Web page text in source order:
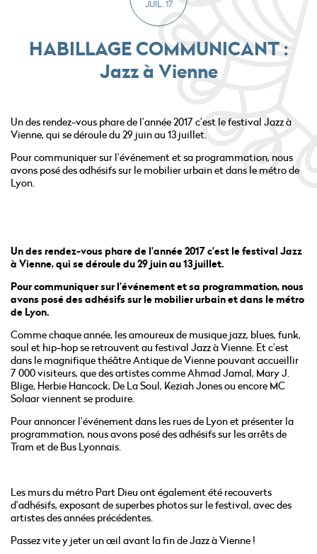
HABILLAGE COMMUNICANT :
Jazz à Vienne
JUIL. 17
Un des rendez-vous phare de l’année 2017 c’est le festival Jazz à
Vienne, qui se déroule du 29 juin au 13 juillet.
Pour communiquer sur l’événement et sa programmation, nous
avons posé des adhésifs sur le mobilier urbain et dans le métro de
Lyon.
Un des rendez-vous phare de l’année 2017 c’est le festival Jazz
à Vienne, qui se déroule du 29 juin au 13 juillet.
Pour communiquer sur l’événement et sa programmation, nous
avons posé des adhésifs sur le mobilier urbain et dans le métro
de Lyon.
Comme chaque année, les amoureux de musique jazz, blues, funk,
soul et hip-hop se retrouvent au festival Jazz à Vienne. Et c’est
dans le magnifique théâtre Antique de Vienne pouvant accueillir
7 000 visiteurs, que des artistes comme Ahmad Jamal, Mary J.
Blige, Herbie Hancock, De La Soul, Keziah Jones ou encore MC
Solaar viennent se produire.
Pour annoncer l’événement dans les rues de Lyon et présenter la
programmation, nous avons posé des adhésifs sur les arrêts de
Tram et de Bus Lyonnais.
Les murs du métro Part Dieu ont également été recouverts
d’adhésifs, exposant de superbes photos sur le festival, avec des
artistes des années précédentes.
Passez vite y jeter un œil avant la fin de Jazz à Vienne !